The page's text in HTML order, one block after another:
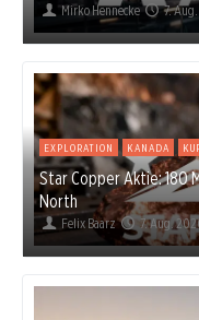
Mirko Hennecke 7.
EXPLORATION KANADA
Star Copper Aktie: 180
North
Felix Baarz 7. Aug.